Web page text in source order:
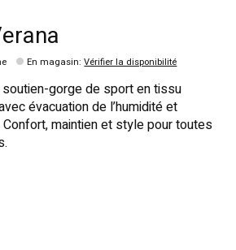
En magasin:Vérifier la disponibilité
soutien-gorge de sport en tissu
évacuation de l’humidité et
maintien et style pour toutes